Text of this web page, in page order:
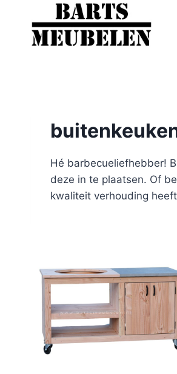
Hé barbecueliefhebber!
deze in te plaatsen. Of
kwaliteit verhouding